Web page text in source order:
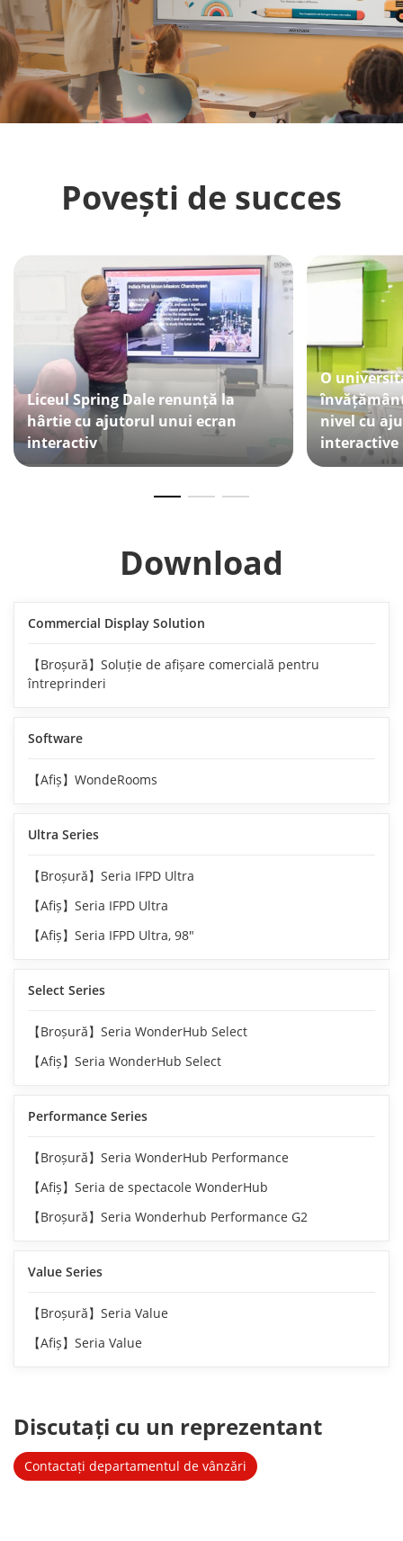
Povești de succes
Liceul Spring Dale renunță la
hârtie cu ajutorul unui ecran
interactiv
O
nivel cu
interactive
Download
Commercial Display Solution
【Broșură】Soluție de afișare comercială pentru
întreprinderi
Software
【Afiș】WondeRooms
Ultra Series
【Broșură】Seria IFPD Ultra
【Afiș】Seria IFPD Ultra
【Afiș】Seria IFPD Ultra, 98"
Select Series
【Broșură】Seria WonderHub Select
【Afiș】Seria WonderHub Select
Performance Series
【Broșură】Seria WonderHub Performance
【Afiș】Seria de spectacole WonderHub
【Broșură】Seria Wonderhub Performance G2
Value Series
【Broșură】Seria Value
【Afiș】Seria Value
Discutați cu un reprezentant
Contactați departamentul de vânzări